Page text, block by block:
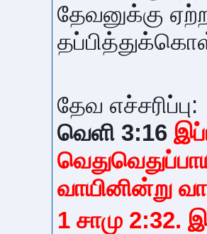
தேவனுக்கு
தேவ எச்சரிப்பு:
வெளி 3:16
வாயினின்று
1 சாமு 2:32.